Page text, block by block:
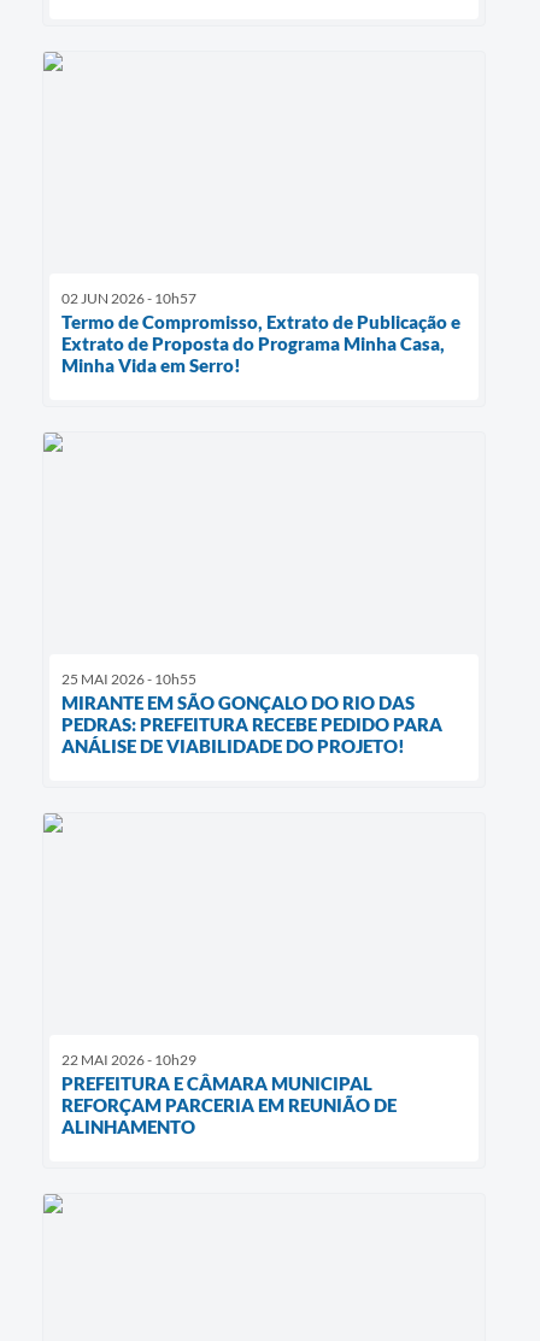
02 JUN 2026 - 10h57
Termo de Compromisso, Extrato de Publicação e
Extrato de Proposta do Programa Minha Casa,
Minha Vida em Serro!
25 MAI 2026 - 10h55
MIRANTE EM SÃO GONÇALO DO RIO DAS
PEDRAS: PREFEITURA RECEBE PEDIDO PARA
ANÁLISE DE VIABILIDADE DO PROJETO!
22 MAI 2026 - 10h29
PREFEITURA E CÂMARA MUNICIPAL
REFORÇAM PARCERIA EM REUNIÃO DE
ALINHAMENTO